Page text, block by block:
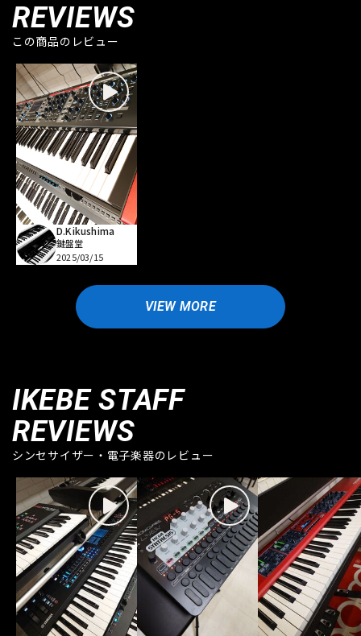
REVIEWS
この商品のレビュー
D.Kikushima
鍵盤堂
2025/03/15
VIEW MORE
IKEBE STAFF
REVIEWS
シンセサイザー・電子楽器のレビュー